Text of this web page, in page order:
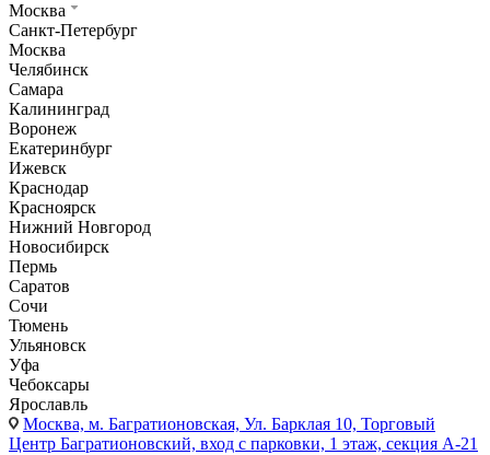
Москва
Санкт-Петербург
Москва
Челябинск
Самара
Калининград
Воронеж
Екатеринбург
Ижевск
Краснодар
Красноярск
Нижний Новгород
Новосибирск
Пермь
Саратов
Сочи
Тюмень
Ульяновск
Уфа
Чебоксары
Ярославль
Москва, м. Багратионовская, Ул. Барклая 10, Торговый
Центр Багратионовский, вход с парковки, 1 этаж, секция А-21